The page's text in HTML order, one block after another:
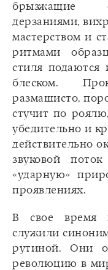
брызжащие
дерзаниями,
мастерством и
ритмами
стиля
блеском.
размашисто,
стучит по
убедительно и
действительно
звуковой
«ударную»
проявлениях.
В свое время
служили
рутиной. Они
революцию в